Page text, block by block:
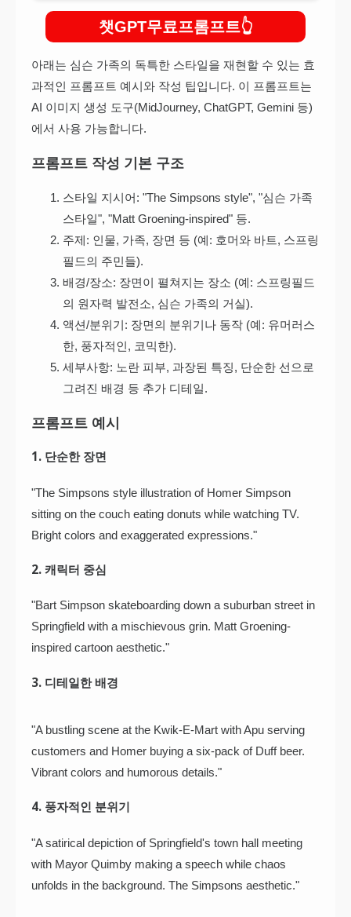
챗GPT무료프롬프트
아래는 심슨 가족의 독특한 스타일을 재현할 수 있는 효
과적인 프롬프트 예시와 작성 팁입니다. 이 프롬프트는
AI 이미지 생성 도구(MidJourney, ChatGPT, Gemini 등)
에서 사용 가능합니다.
프롬프트 작성 기본 구조
스타일 지시어: "The Simpsons style", "심슨 가족
스타일", "Matt Groening-inspired" 등.
주제: 인물, 가족, 장면 등 (예: 호머와 바트, 스프링
필드의 주민들).
배경/장소: 장면이 펼쳐지는 장소 (예: 스프링필드
의 원자력 발전소, 심슨 가족의 거실).
액션/분위기: 장면의 분위기나 동작 (예: 유머러스
한, 풍자적인, 코믹한).
세부사항: 노란 피부, 과장된 특징, 단순한 선으로
그려진 배경 등 추가 디테일.
프롬프트 예시
1. 단순한 장면
"The Simpsons style illustration of Homer Simpson
sitting on the couch eating donuts while watching TV.
Bright colors and exaggerated expressions."
2. 캐릭터 중심
"Bart Simpson skateboarding down a suburban street in
Springfield with a mischievous grin. Matt Groening-
inspired cartoon aesthetic."
3. 디테일한 배경
"A bustling scene at the Kwik-E-Mart with Apu serving
customers and Homer buying a six-pack of Duff beer.
Vibrant colors and humorous details."
4. 풍자적인 분위기
"A satirical depiction of Springfield's town hall meeting
with Mayor Quimby making a speech while chaos
unfolds in the background. The Simpsons aesthetic."